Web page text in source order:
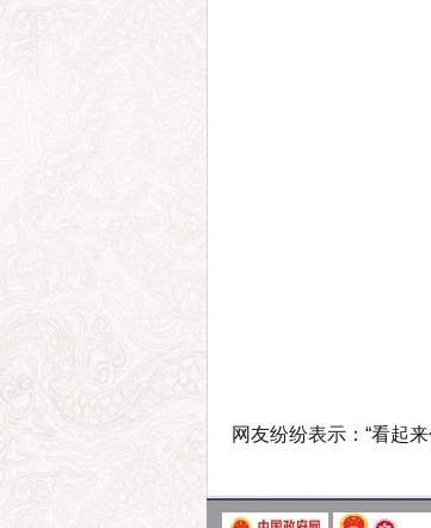
网友纷纷表示：“看起